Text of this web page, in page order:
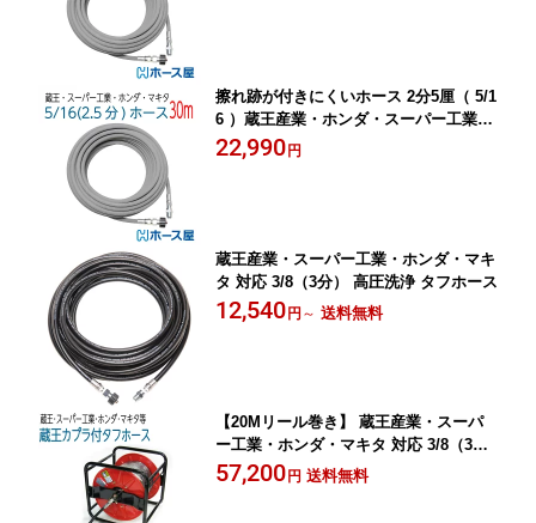
擦れ跡が付きにくいホース 2分5厘（ 5/1
6 ）蔵王産業・ホンダ・スーパー工業タ
イプカプラ付 30M
22,990 円
蔵王産業・スーパー工業・ホンダ・マキ
タ 対応 3/8（3分） 高圧洗浄 タフホース
12,540 円 ～ 送料無料
【20Mリール巻き】 蔵王産業・スーパ
ー工業・ホンダ・マキタ 対応 3/8（3
分） 高圧洗浄 タフホース
57,200 円 送料無料